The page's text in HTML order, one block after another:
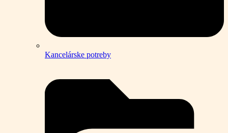
Kancelárske potreby